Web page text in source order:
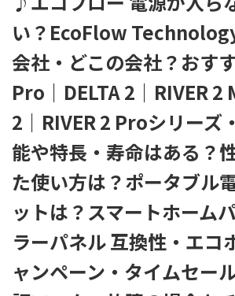
い？EcoFlow
会社・どこの会社？おす
Pro｜DELTA 2｜RIVER 2
2｜RIVER 2 Proシリーズ
能や特長・寿命はある？
た使い方は？ポータブル
ットは？スマートホーム
ラーパネル 互換性・エコ
ャンペーン・タイムセー